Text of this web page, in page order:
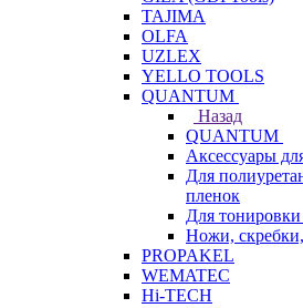
TAJIMA
OLFA
UZLEX
YELLO TOOLS
QUANTUM
Назад
QUANTUM
Аксессуары
Для
пленок
Для
Ножи,
PROPAKEL
WEMATEC
Hi-TECH